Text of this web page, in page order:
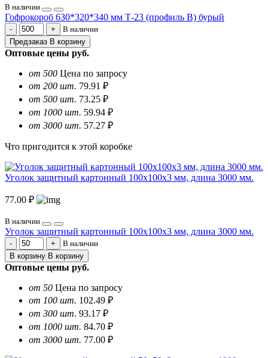
В наличии
Гофрокороб 630*320*340 мм Т-23 (профиль B) бурый
В наличии
Предзаказ В корзину
Оптовые цены руб.
от 500 Цена по запросу
от 200 шт. 79.91 ₽
от 500 шт. 73.25 ₽
от 1000 шт. 59.94 ₽
от 3000 шт. 57.27 ₽
Что пригодится к этой коробке
Уголок защитный картонный 100х100х3 мм, длина 3000 мм.
77.00 ₽
В наличии
Уголок защитный картонный 100х100х3 мм, длина 3000 мм.
В наличии
В корзину В корзину
Оптовые цены руб.
от 50 Цена по запросу
от 100 шт. 102.49 ₽
от 300 шт. 93.17 ₽
от 1000 шт. 84.70 ₽
от 3000 шт. 77.00 ₽